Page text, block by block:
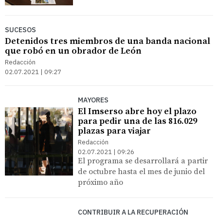
SUCESOS
Detenidos tres miembros de una banda nacional
que robó en un obrador de León
Redacción
02.07.2021 | 09:27
MAYORES
El Imserso abre hoy el plazo
para pedir una de las 816.029
plazas para viajar
Redacción
02.07.2021 | 09:26
El programa se desarrollará a partir
de octubre hasta el mes de junio del
próximo año
CONTRIBUIR A LA RECUPERACIÓN